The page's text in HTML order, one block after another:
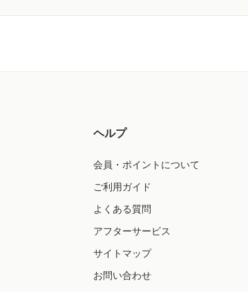
ヘルプ
会員・ポイントについて
ご利用ガイド
よくある質問
アフターサービス
サイトマップ
お問い合わせ